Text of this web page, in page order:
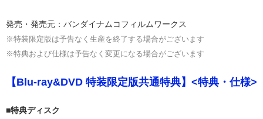
発売・発売元：バンダイナムコフィルムワークス
※特装限定版は予告なく生産を終了する場合がございます
※特典および仕様は予告なく変更になる場合がございます
【Blu-ray&DVD 特装限定版共通特典】<特典・仕様>
■特典ディスク